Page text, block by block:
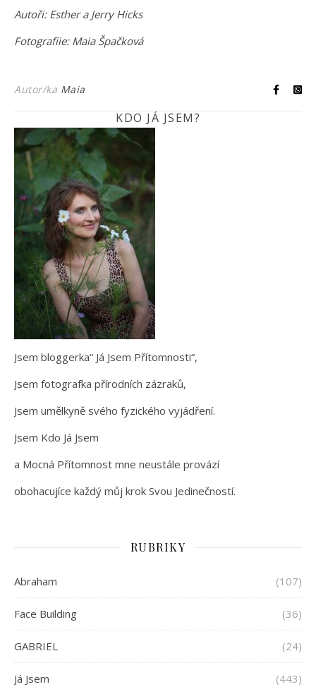
Autoři: Esther a Jerry Hicks
Fotografiie: Maia Špačková
Autor/ka Maia
KDO JÁ JSEM?
Jsem bloggerka“ Já Jsem Přítomnosti“,
Jsem fotografka přírodních zázraků,
Jsem umělkyně svého fyzického vyjádření.
Jsem Kdo Já Jsem
a Mocná Přítomnost mne neustále provází
obohacujíce každý můj krok Svou Jedinečností.
RUBRIKY
Abraham (107)
Face Building (36)
GABRIEL (24)
Já Jsem (443)